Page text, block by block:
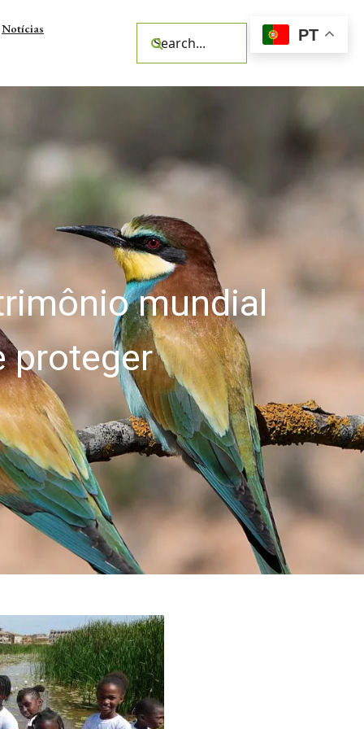
Notícias
húmidas é
com as
PT